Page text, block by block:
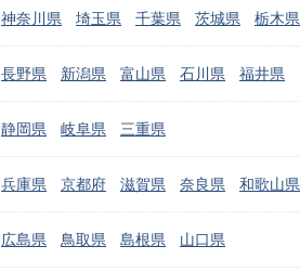
神奈川県 埼玉県 千葉県 茨城県 栃木県
長野県 新潟県 富山県 石川県 福井県
静岡県 岐阜県 三重県
兵庫県 京都府 滋賀県 奈良県 和歌山県
広島県 鳥取県 島根県 山口県